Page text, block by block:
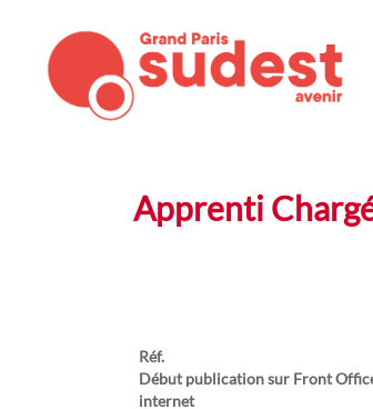
Apprenti
Réf.
Début publication sur Front
internet